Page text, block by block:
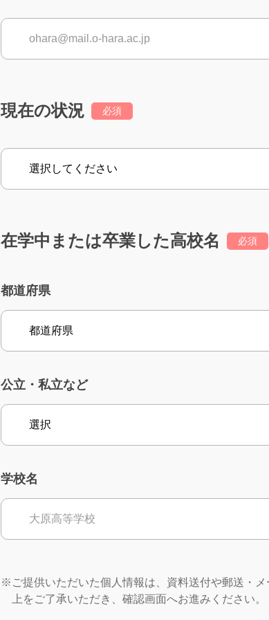
現在の状況 必須
在学中または卒業した高校名 必須
都道府県
公立・私立など
学校名
※ご提供いただいた個人情報は、資料送付や郵送・
上をご了承いただき、確認画面へお進みください。